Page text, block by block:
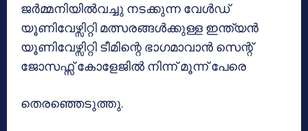
ജർമ്മനിയിൽവച്ചു നടക്കുന്ന വേൾഡ്
യൂണിവേഴ്സിറ്റി മത്സരങ്ങൾക്കുള്ള ഇന്ത്യൻ
യൂണിവേഴ്സിറ്റി ടീമിന്റെ ഭാഗമാവാൻ സെന്റ്
ജോസഫ്സ് കോളേജിൽ നിന്ന് മൂന്ന് പേരെ
തെരഞ്ഞെടുത്തു.